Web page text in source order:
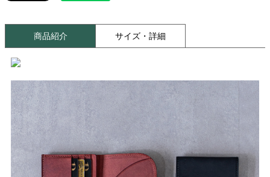
商品紹介 サイズ・詳細